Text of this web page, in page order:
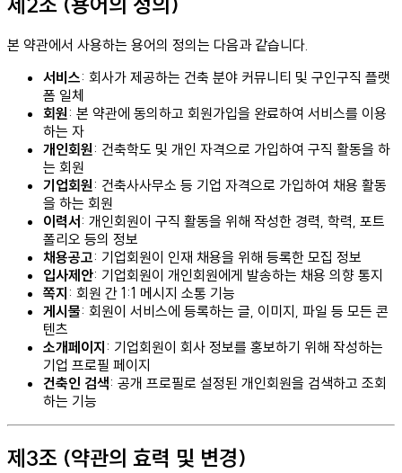
본 약관에서 사용하는 용어의 정의는 다음과 같습니다.
서비스: 회사가 제공하는 건축 분야 커뮤니티 및 구인구직 플랫
폼 일체
회원 : 본 약관에 동의하고 회원가입을 완료하여 서비스를 이용
하는 자
개인회원 : 건축학도 및 개인 자격으로 가입하여 구직 활동을 하
는 회원
기업회원 : 건축사사무소 등 기업 자격으로 가입하여 채용 활동
을 하는 회원
이력서: 개인회원이 구직 활동을 위해 작성한 경력, 학력, 포트
폴리오 등의 정보
채용공고: 기업회원이 인재 채용을 위해 등록한 모집 정보
입사제안: 기업회원이 개인회원에게 발송하는 채용 의향 통지
쪽지 : 회원 간 1:1 메시지 소통 기능
게시물: 회원이 서비스에 등록하는 글, 이미지, 파일 등 모든 콘
텐츠
소개페이지 : 기업회원이 회사 정보를 홍보하기 위해 작성하는
기업 프로필 페이지
건축인 검색: 공개 프로필로 설정된 개인회원을 검색하고 조회
하는 기능
제3조 (약관의 효력 및 변경)